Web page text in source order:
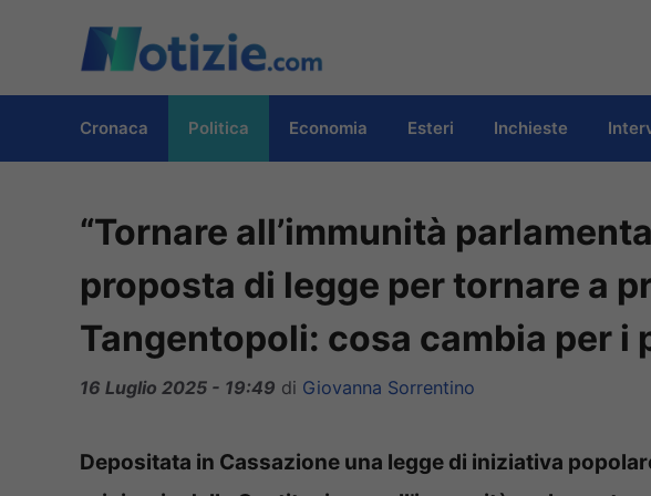
contenuto
Cronaca Politica Economia Esteri Inchieste
“Tornare all’immunità
proposta di legge per tornare a
Tangentopoli: cosa cambia per i
16 Luglio 2025 - 19:49 di Giovanna Sorrentino
Depositata in Cassazione una legge di iniziativa